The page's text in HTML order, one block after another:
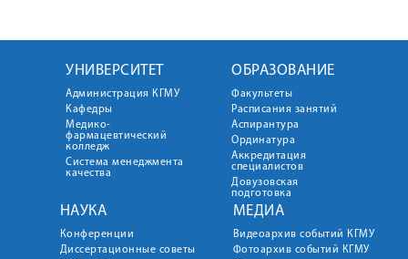
УНИВЕРСИТЕТ
Администрация КГМУ
Кафедры
Медико-
фармацевтический
колледж
Система менеджмента
качества
ОБРАЗОВАНИЕ
Факультеты
Расписания занятий
Аспирантура
Ординатура
Аккредитация
специалистов
Довузовская
подготовка
НАУКА
Конференции
Диссертационные советы
МЕДИА
Видеоархив событий КГМУ
Фотоархив событий КГМУ